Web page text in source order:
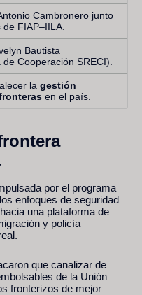
Cambronero junto
FIAP–IILA.
Bautista
Cooperación SRECI).
la gestión
en el país.
por el programa
enfoques de seguridad
una plataforma de
y policía
que canalizar de
de la Unión
fronterizos de mejor